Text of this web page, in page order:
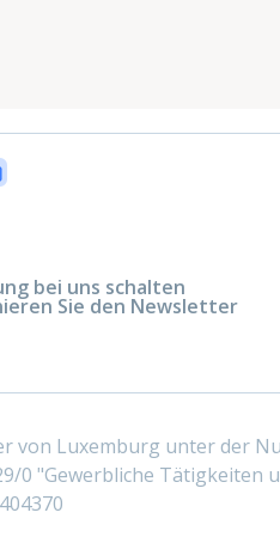
bei uns schalten
Sie den Newsletter
von Luxemburg unter der
0 "Gewerbliche Tätigkeiten